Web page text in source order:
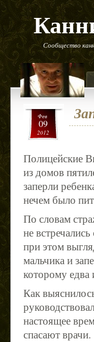
Сообщество
Фев
09
2012
Полицейские
из домов
заперли
нечем было
По словам
не
при этом
мальчика и
которому едва
Как
настоящее
спасают врачи.